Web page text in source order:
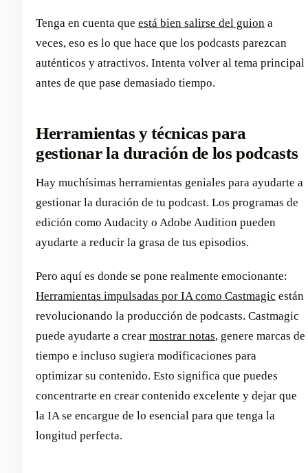
Tenga en cuenta que está bien salirse del guion a
veces, eso es lo que hace que los podcasts parezcan
auténticos y atractivos. Intenta volver al tema principal
antes de que pase demasiado tiempo.
Herramientas y técnicas para
gestionar la duración de los podcasts
Hay muchísimas herramientas geniales para ayudarte a
gestionar la duración de tu podcast. Los programas de
edición como Audacity o Adobe Audition pueden
ayudarte a reducir la grasa de tus episodios.
Pero aquí es donde se pone realmente emocionante:
Herramientas impulsadas por IA como Castmagic están
revolucionando la producción de podcasts. Castmagic
puede ayudarte a crear mostrar notas, genere marcas de
tiempo e incluso sugiera modificaciones para
optimizar su contenido. Esto significa que puedes
concentrarte en crear contenido excelente y dejar que
la IA se encargue de lo esencial para que tenga la
longitud perfecta.